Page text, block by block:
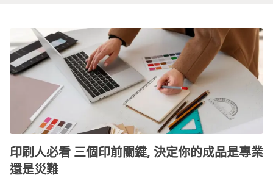
印刷人必看 三個印前關鍵, 決定你的成品是專業
還是災難